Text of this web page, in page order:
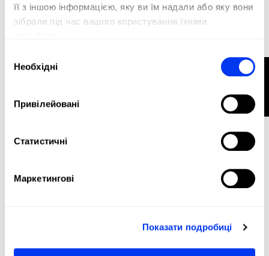
її з іншою інформацією, яку ви їм надали або яку вони
зібрали під час вашого користування їхніми
згоди
Необхідні
Привілейовані
Статистичні
Маркетингові
Показати подробиці
Сумка Палетер для паделю
adidas Control White Racquet Bag 2026
45,00 €